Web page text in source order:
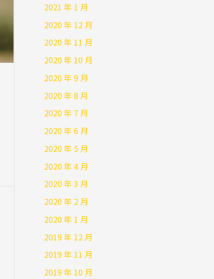
2021 年 1 月
2020 年 12 月
2020 年 11 月
2020 年 10 月
2020 年 9 月
2020 年 8 月
2020 年 7 月
2020 年 6 月
2020 年 5 月
2020 年 4 月
2020 年 3 月
2020 年 2 月
2020 年 1 月
2019 年 12 月
2019 年 11 月
2019 年 10 月